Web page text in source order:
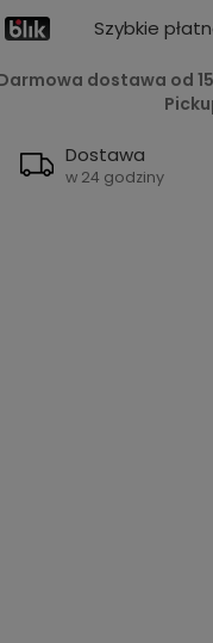
Szybkie
dostawa od
Dostawa
w 24 godziny